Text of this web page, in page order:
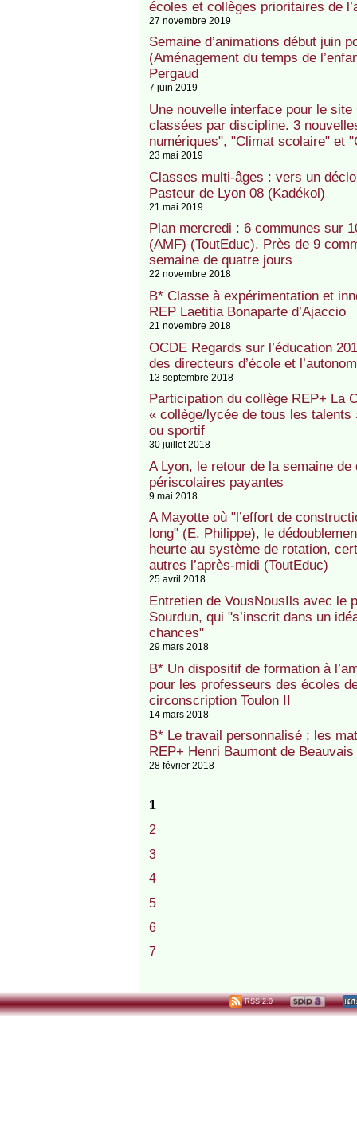
écoles et collèges prioritaires de
27 novembre 2019
Semaine d’animations début juin
(Aménagement du temps de
Pergaud
7 juin 2019
Une nouvelle interface pour le
classées par discipline. 3
numériques", "Climat scolaire" et
23 mai 2019
Classes multi-âges : vers un
Pasteur de Lyon 08 (Kadékol)
21 mai 2019
Plan mercredi : 6 communes sur
(AMF) (ToutEduc). Près de 9
semaine de quatre jours
22 novembre 2018
B* Classe à expérimentation et
REP Laetitia Bonaparte d’Ajaccio
21 novembre 2018
OCDE Regards sur l’éducation
des directeurs d’école et
13 septembre 2018
Participation du collège REP+ La
« collège/lycée de tous les
ou sportif
30 juillet 2018
A Lyon, le retour de la semaine de
périscolaires payantes
9 mai 2018
A Mayotte où "l’effort de
long" (E. Philippe), le
heurte au système de rotation,
autres l’après-midi (ToutEduc)
25 avril 2018
Entretien de VousNousIls avec le
Sourdun, qui "s’inscrit dans un
chances"
29 mars 2018
B* Un dispositif de formation à
pour les professeurs des écoles
circonscription Toulon II
14 mars 2018
B* Le travail personnalisé ; les
REP+ Henri Baumont de Beauvais
28 février 2018
1
2
3
4
5
6
7
RSS 2.0